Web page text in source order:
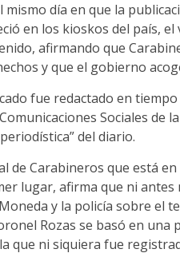
mismo día en que la
en los kioskos del país,
afirmando que
y que el gobierno
fue redactado en
Sociales de
del diario.
de Carabineros que está
lugar, afirma que ni antes
y la policía sobre el
Rozas se basó en
que ni siquiera fue